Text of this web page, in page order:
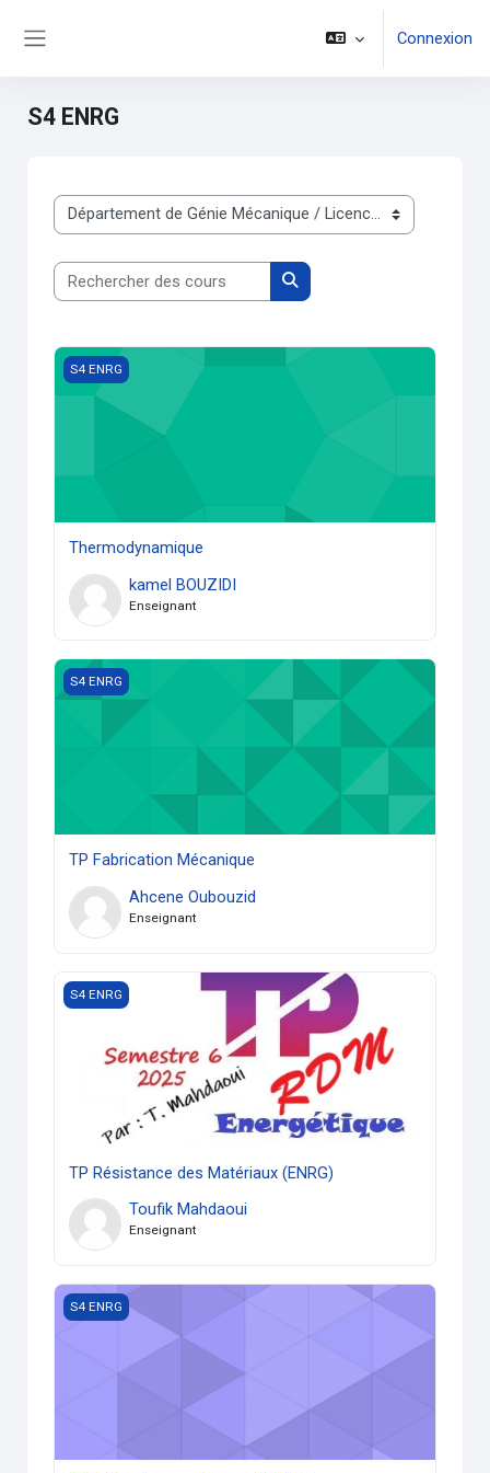
Connexion
S4 ENRG
Catégories de cours
Rechercher des cours
Rechercher des cours
Thermodynamique
S4 ENRG
Thermodynamique
kamel BOUZIDI
Enseignant
TP Fabrication Mécanique
S4 ENRG
TP Fabrication Mécanique
Ahcene Oubouzid
Enseignant
TP Résistance des Matériaux (ENRG)
S4 ENRG
TP Résistance des Matériaux (ENRG)
Toufik Mahdaoui
Enseignant
TP Méthodes numériques (ENRG)
S4 ENRG